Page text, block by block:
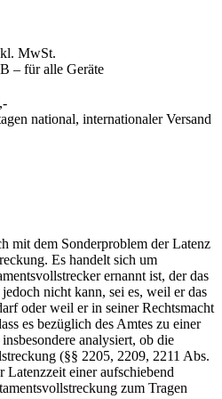
MwSt.
– für alle Geräte
national, internationaler Versand
mit dem Sonderproblem der Latenz
Es handelt sich um
ernannt ist, der das
nicht kann, sei es, weil er das
oder weil er in seiner Rechtsmacht
es bezüglich des Amtes zu einer
analysiert, ob die
(§§ 2205, 2209, 2211 Abs.
einer aufschiebend
zum Tragen